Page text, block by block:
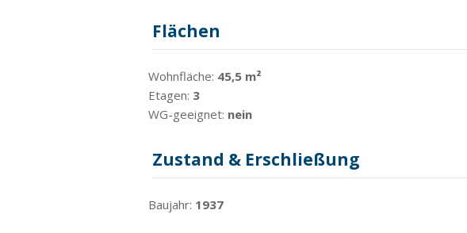
Flächen
Wohnfläche: 45,5 m²
Etagen: 3
WG-geeignet: nein
Zustand & Erschließung
Baujahr: 1937